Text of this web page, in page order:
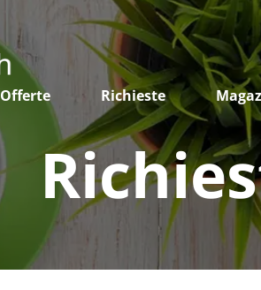
Offerte Richieste